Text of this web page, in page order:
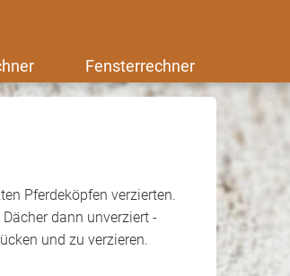
Fensterrechner
Pferdeköpfen verzierten.
dann unverziert -
und zu verzieren.